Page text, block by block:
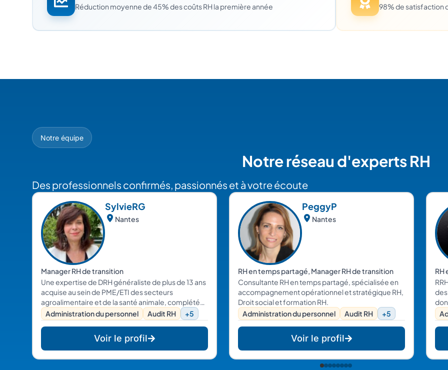
Réduction moyenne de 45% des coûts RH la première année 98% de satisfaction
Notre équipe
Notre réseau d'experts RH
Des professionnels confirmés, passionnés et à votre écoute
SylvieRG
Nantes
Manager RH de transition
Une expertise de DRH généraliste de plus de 13 ans
acquise au sein de PME/ETI des secteurs
agroalimentaire et de la santé animale, complétée
par des missions réussies d'audit RH me confortent
dans un positionnement de DRH de transition ou de
Consulting. Je dispose d'une palette de
compétences large et régulièrement mise à jour
dans mon domaine d'expertise. Coach
professionnelle certifiée, j'accompagne
Administration du personnel Audit RH +5
Voir le profil
PeggyP
Nantes
RH en temps partagé, Manager RH de transition
Consultante RH en temps partagé, spécialisée en
accompagnement opérationnel et stratégique RH,
Droit social et formation RH.
Administration du personnel
Audit RH +5
Voir le profil
RH
en